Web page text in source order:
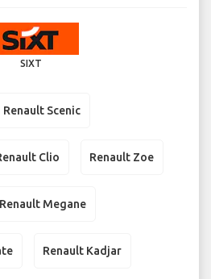
SIXT
Renault Scenic
Clio Renault Zoe
Renault Megane
Renault Kadjar